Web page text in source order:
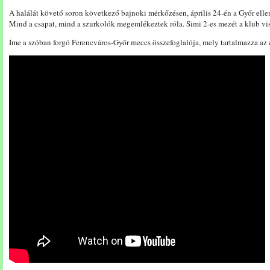
A halálát követő soron következő bajnoki mérkőzésen, április 24-én a Győr
Mind a csapat, mind a szurkolók megemlékeztek róla. Simi 2-es mezét a klub
Íme a szóban forgó Ferencváros-Győr meccs összefoglalója, mely tartalmazza